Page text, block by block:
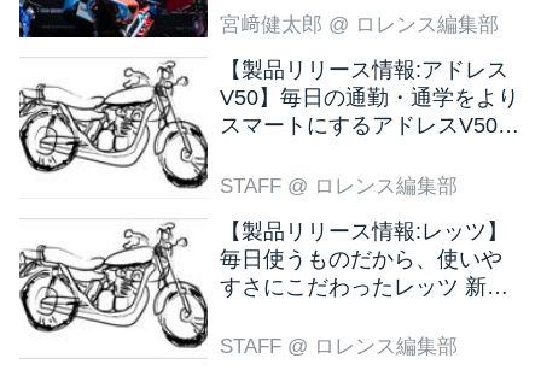
宮﨑健太郎 @ ロレンス編集部
【製品リリース情報:アドレス
V50】毎日の通勤・通学をより
スマートにするアドレスV50
STAFF @ ロレンス編集部
【製品リリース情報:レッツ】
毎日使うものだから、使いや
すさにこだわったレッツ 新色
STAFF @ ロレンス編集部